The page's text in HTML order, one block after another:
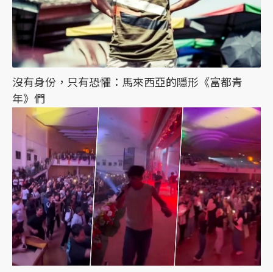
沒有身份，只有恐懼：馬來西亞的隱形《富都青
年》們